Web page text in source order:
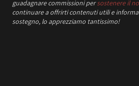
guadagnare commissioni persostenere il
continuare a offrirti contenuti utili e
sostegno, lo apprezziamo tantissimo!